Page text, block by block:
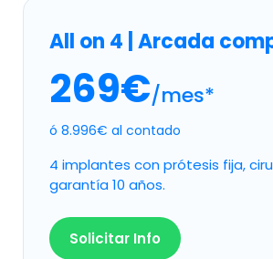
All on 4 | Arcada
269€/mes*
ó 8.996€ al contado
4 implantes con prótesis fija,
garantía 10 años.
Solicitar Info